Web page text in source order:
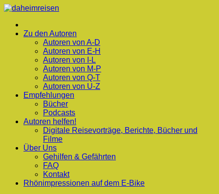
Zum
springen
Zu den Autoren
Autoren von A-D
Autoren von E-H
Autoren von I-L
Autoren von M-P
Autoren von Q-T
Autoren von U-Z
Empfehlungen
Bücher
Podcasts
Autoren helfen!
Digitale Reisevorträge, Berichte, Bücher und
Filme
Über Uns
Gehilfen & Gefährten
FAQ
Kontakt
Rhönimpressionen auf dem E-Bike